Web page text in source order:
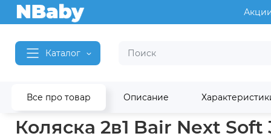
Каталог
Все про товар Описание
Главная Детские коляски Коляски 2 в 1 Коляски 2 в 1
Коляска 2в1 Bair Next